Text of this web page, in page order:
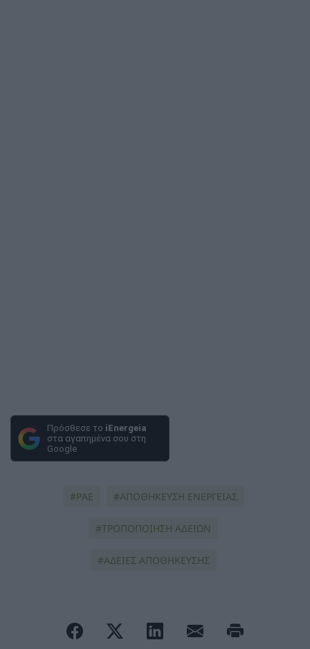
Πρόσθεσε το iEnergeia
στα αγαπημένα σου στη
Google
ΡΑΕ ΑΠΟΘΗΚΕΥΣΗ ΕΝΕΡΓΕΙΑΣ
ΤΡΟΠΟΠΟΙΗΣΗ ΑΔΕΙΩΝ
ΑΔΕΙΕΣ ΑΠΟΘΗΚΕΥΣΗΣ